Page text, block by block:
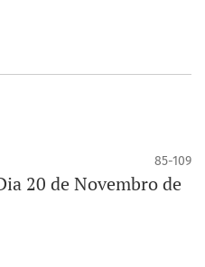
85-109
20 de Novembro de